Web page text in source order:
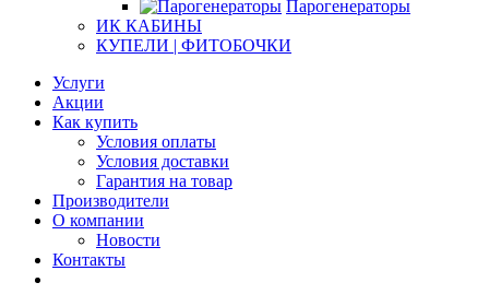
Парогенераторы
ИК КАБИНЫ
КУПЕЛИ | ФИТОБОЧКИ
Услуги
Акции
Как купить
Условия оплаты
Условия доставки
Гарантия на товар
Производители
О компании
Новости
Контакты